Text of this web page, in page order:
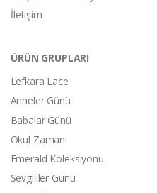
İletişim
ÜRÜN GRUPLARI
Lefkara Lace
Anneler Günü
Babalar Günü
Okul Zamanı
Emerald Koleksiyonu
Sevgililer Günü